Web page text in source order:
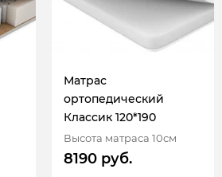
Матрас
ортопедический
Классик 120*190
Высота матраса 10см
8190 руб.